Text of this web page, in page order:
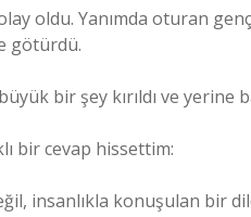
oldu. Yanımda oturan genç
götürdü.
bir şey kırıldı ve yerine
bir cevap hissettim:
insanlıkla konuşulan bir